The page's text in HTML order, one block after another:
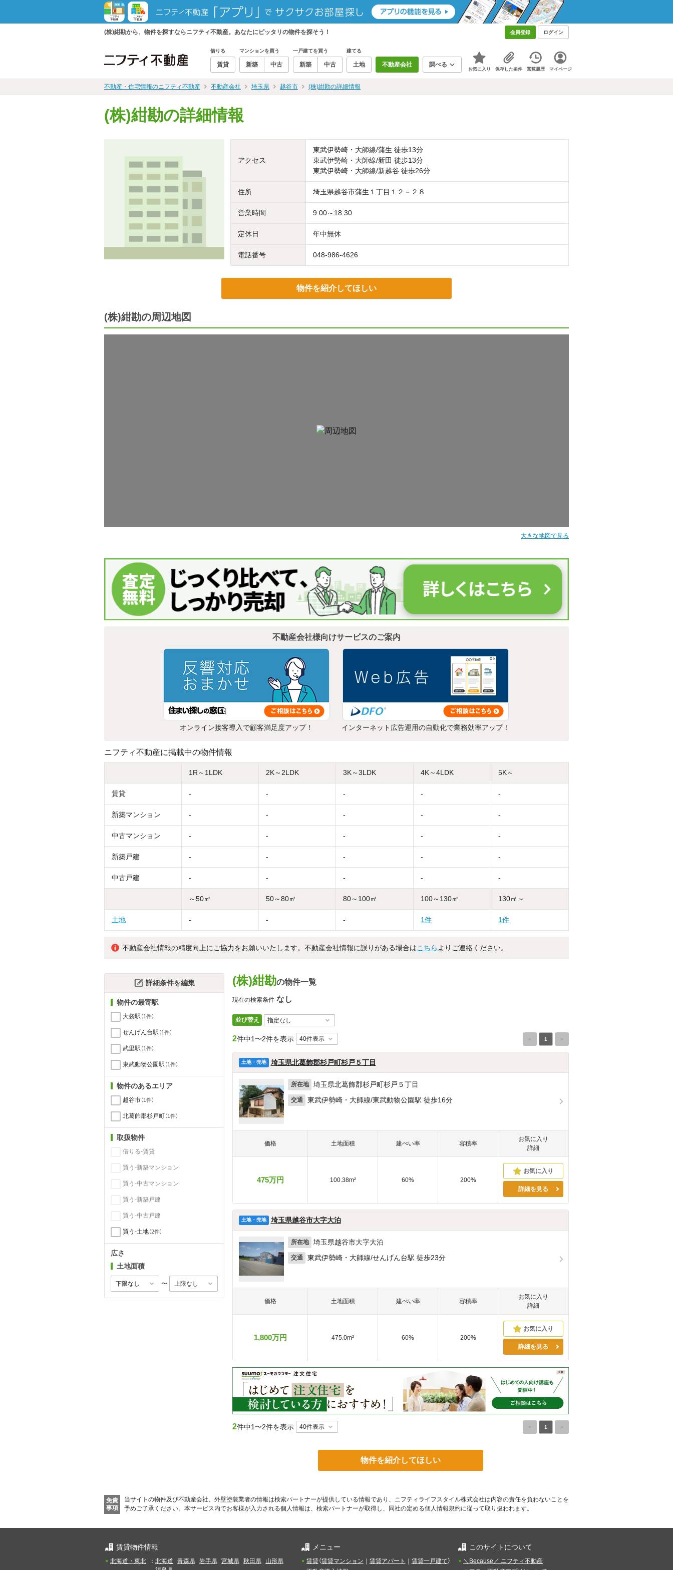
(株)紺勘から、物件を探すならニフティ不動産。あなたにピッタリの物件を探そう！ 会員登録 ログイン
借りる
賃貸
マンションを買う
新築 中古
一戸建てを買う
新築 中古
建てる
土地 不動産会社 調べる
お気に入り 保存した条件 閲覧履歴 マイページ
不動産・住宅情報のニフティ不動産 不動産会社 埼玉県 越谷市 (株)紺勘の詳細情報
(株)紺勘の詳細情報
アクセス
東武伊勢崎・大師線/蒲生 徒歩13分
東武伊勢崎・大師線/新田 徒歩13分
東武伊勢崎・大師線/新越谷 徒歩26分
住所 埼玉県越谷市蒲生１丁目１２－２８
営業時間 9:00～18:30
定休日 年中無休
電話番号 048-986-4626
物件を紹介してほしい
(株)紺勘の周辺地図
大きな地図で見る
不動産会社様向けサービスのご案内
オンライン接客導入で顧客満足度アップ！ インターネット広告運用の自動化で業務効率アップ！
ニフティ不動産に掲載中の物件情報
1R～1LDK 2K～2LDK 3K～3LDK 4K～4LDK 5K～
賃貸 - - - - -
新築マンション - - - - -
中古マンション - - - - -
新築戸建 - - - - -
中古戸建 - - - - -
～50㎡ 50～80㎡ 80～100㎡ 100～130㎡ 130㎡～
土地 - - - 1件 1件
不動産会社情報の精度向上にご協力をお願いいたします。不動産会社情報に誤りがある場合はこちら よりご連絡ください。
(株)紺勘の物件一覧
現在の検索条件 なし
並び替え
2件中1〜2件を表示 < 1 >
土地・売地 埼玉県北葛飾郡杉戸町杉戸５丁目
所在地 埼玉県北葛飾郡杉戸町杉戸５丁目
交通 東武伊勢崎・大師線/東武動物公園駅 徒歩16分
価格 土地面積 建ぺい率 容積率
お気に入り
詳細
475万円 100.38m² 60%
200%
詳細を見る
土地・売地 埼玉県越谷市大字大泊
所在地 埼玉県越谷市大字大泊
交通 東武伊勢崎・大師線/せんげん台駅 徒歩23分
価格 土地面積 建ぺい率 容積率
お気に入り
詳細
1,800万円 475.0m² 60%
200%
詳細を見る
2件中1〜2件を表示 < 1 >
物件を紹介してほしい
詳細条件を編集
物件の最寄駅
大袋駅 （1件）
せんげん台駅 （1件）
武里駅 （1件）
東武動物公園駅 （1件）
物件のあるエリア
越谷市（1件）
北葛飾郡杉戸町（1件）
取扱物件
借りる-賃貸
買う-新築マンション
買う-中古マンション
買う-新築戸建
買う-中古戸建
買う-土地（2件）
広さ
土地面積
〜
免責
事項
当サイトの物件及び不動産会社、外壁塗装業者の情報は検索パートナーが提供している情報であり、ニフティライフスタイル株式会社は内容の責任を負わないことを
予めご了承ください。 本サービス内でお客様が入力される個人情報は、検索パートナーが取得し、同社の定める個人情報規約に従って取り扱われます。
賃貸物件情報
北海道・東北 ： 北海道 青森県 岩手県 宮城県 秋田県
山形県
メニュー
賃貸（賃貸マンション ｜ 賃貸アパート ｜ 賃貸一戸建て）
このサイトについて
＼Because／ ニフティ不動産